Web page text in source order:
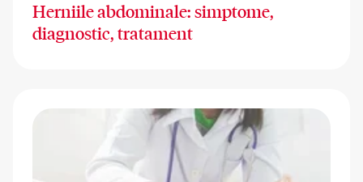
Herniile abdominale: simptome,
diagnostic, tratament